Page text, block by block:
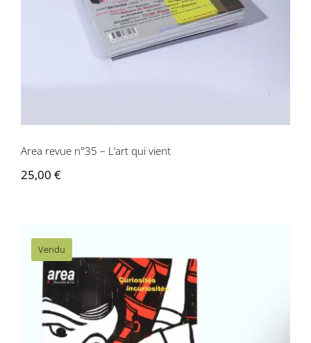
Area revue n°35 – L’art qui vient
25,00 €
Vendu